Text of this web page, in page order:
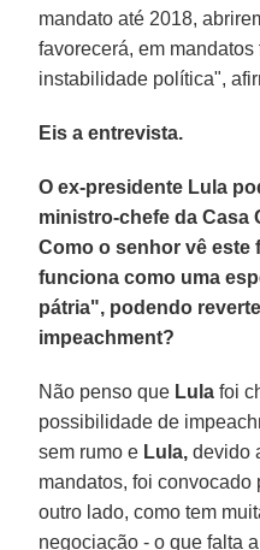
mandato até 2018,
favorecerá, em
instabilidade política",
Eis a entrevista.
O ex-presidente Lula
ministro-chefe da Casa
Como o senhor vê este
funciona como uma
pátria", podendo
impeachment?
Não penso que Lula foi
possibilidade de
sem rumo e Lula, devido
mandatos, foi convocado
outro lado, como tem
negociação - o que falta a